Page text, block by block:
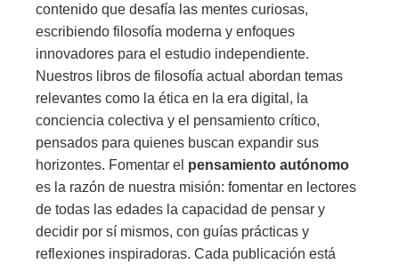
contenido que desafía las mentes curiosas,
escribiendo filosofía moderna y enfoques
innovadores para el estudio independiente.
Nuestros libros de filosofía actual abordan temas
relevantes como la ética en la era digital, la
conciencia colectiva y el pensamiento crítico,
pensados para quienes buscan expandir sus
horizontes. Fomentar el pensamiento autónomo
es la razón de nuestra misión: fomentar en lectores
de todas las edades la capacidad de pensar y
decidir por sí mismos, con guías prácticas y
reflexiones inspiradoras. Cada publicación está